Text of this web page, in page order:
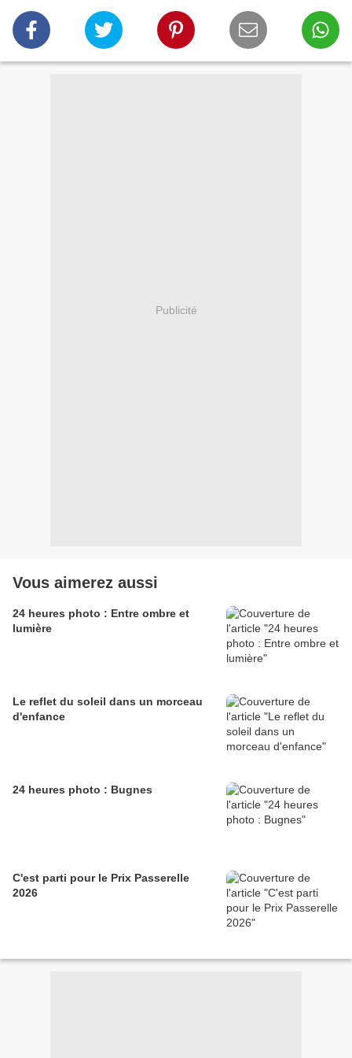
Publicité
Vous aimerez aussi
24 heures photo : Entre ombre et
lumière
Le reflet du soleil dans un morceau
d'enfance
24 heures photo : Bugnes
C'est parti pour le Prix Passerelle
2026